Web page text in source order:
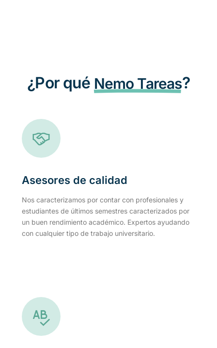
¿Por qué Nemo Tareas?
Asesores de calidad
Nos caracterizamos por contar con profesionales y
estudiantes de últimos semestres caracterizados por
un buen rendimiento académico. Expertos ayudando
con cualquier tipo de trabajo universitario.